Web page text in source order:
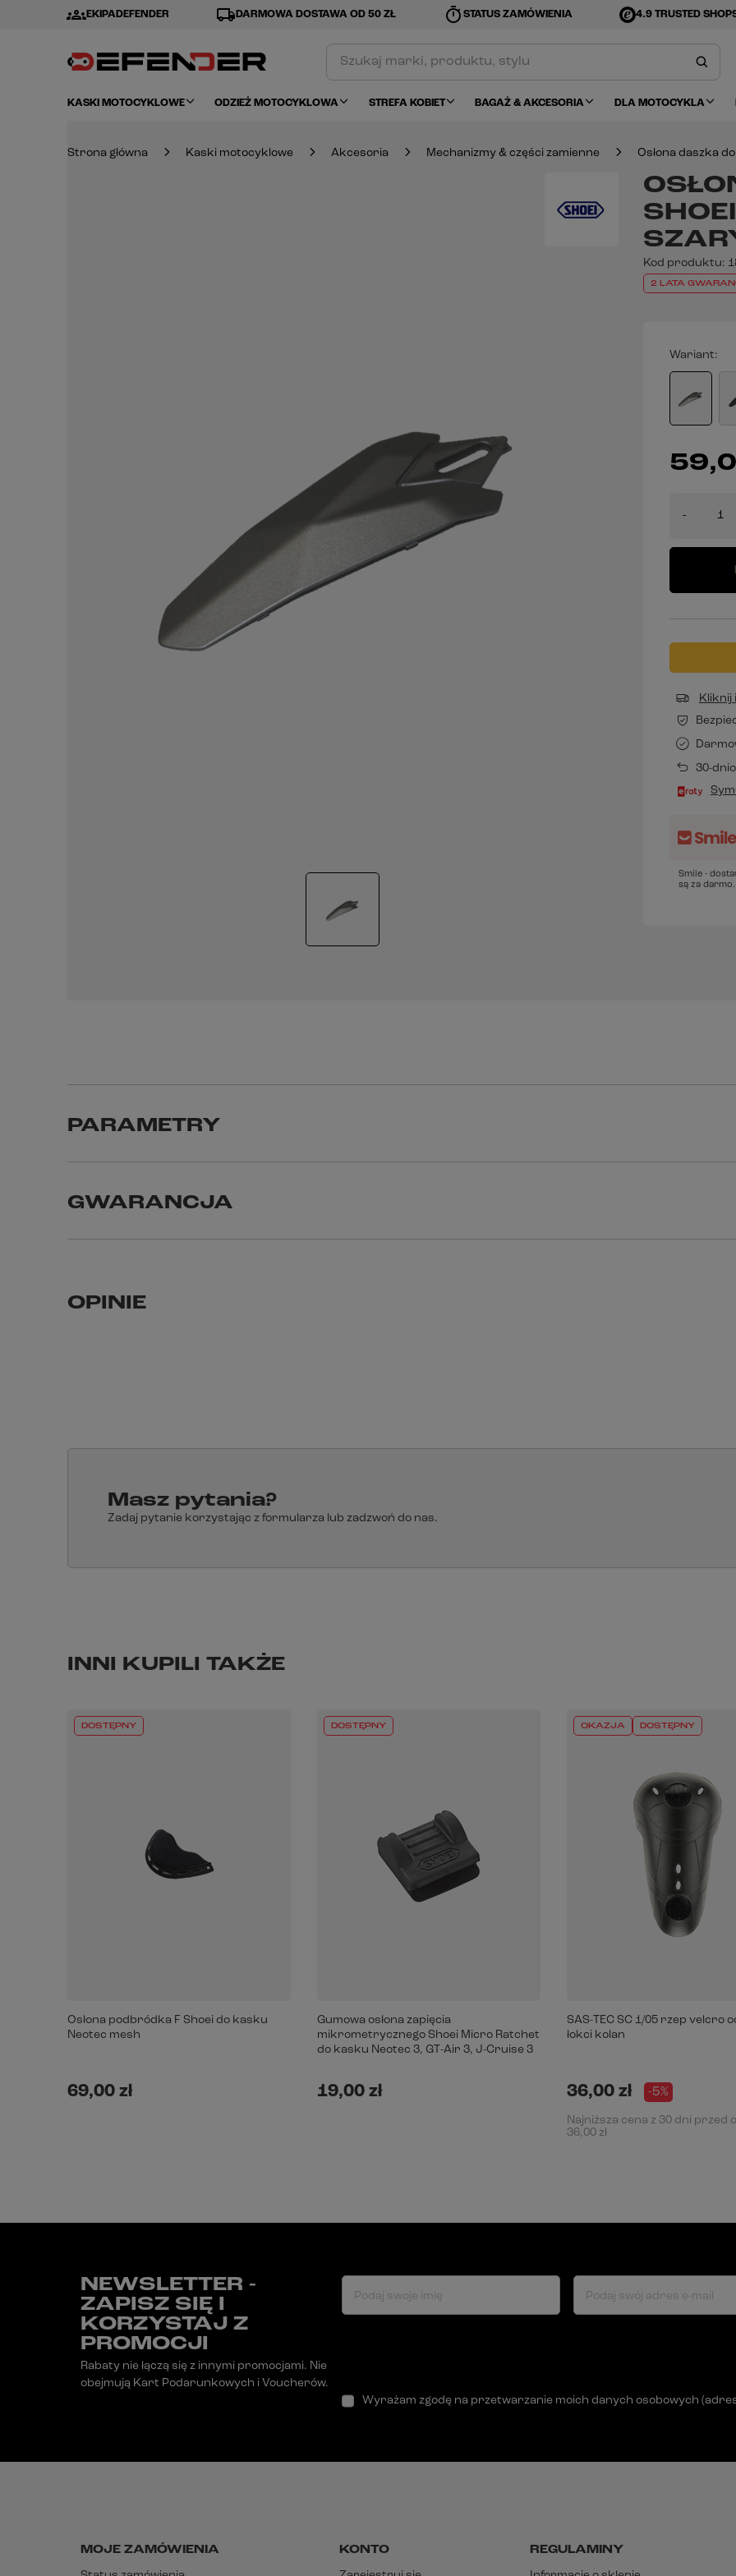
groupsEKIPADEFENDER local_shippingDARMOWA DOSTAWA OD 50 ZŁ timer STATUS ZAMÓWIENIA 4.9 TRUSTED
KASKI MOTOCYKLOWE ODZIEŻ MOTOCYKLOWA STREFA KOBIET BAGAŻ & AKCESORIA DLA MOTOCYKLA
Strona główna Kaski motocyklowe Akcesoria Mechanizmy & części zamienne Osłona daszka
Kod produktu:
2 LATA
Wariant
-
Kliknij
30-
Smile -
są za darmo.
PARAMETRY
GWARANCJA
OPINIE
Masz pytania?
Zadaj pytanie korzystając z formularza lub zadzwoń do nas.
INNI KUPILI TAKŻE
DOSTĘPNY
Osłona podbródka F Shoei do kasku
Neotec mesh
69,00 zł
DOSTĘPNY
Gumowa osłona zapięcia
mikrometrycznego Shoei Micro Ratchet
do kasku Neotec 3, GT-Air 3, J-Cruise 3
19,00 zł
OKAZJA DOSTĘPNY
SAS-TEC SC 1/05 rzep velcro
łokci kolan
36,00 zł -5%
Najniższa cena z 30 dni przed
36,00 zł
NEWSLETTER -
ZAPISZ SIĘ I
KORZYSTAJ Z
PROMOCJI
Rabaty nie łączą się z innymi promocjami. Nie
obejmują Kart Podarunkowych i Voucherów.
Podaj swoje imię Podaj swój adres e-mail
Wyrażam zgodę na przetwarzanie moich danych osobowych
MOJE ZAMÓWIENIA KONTO REGULAMINY